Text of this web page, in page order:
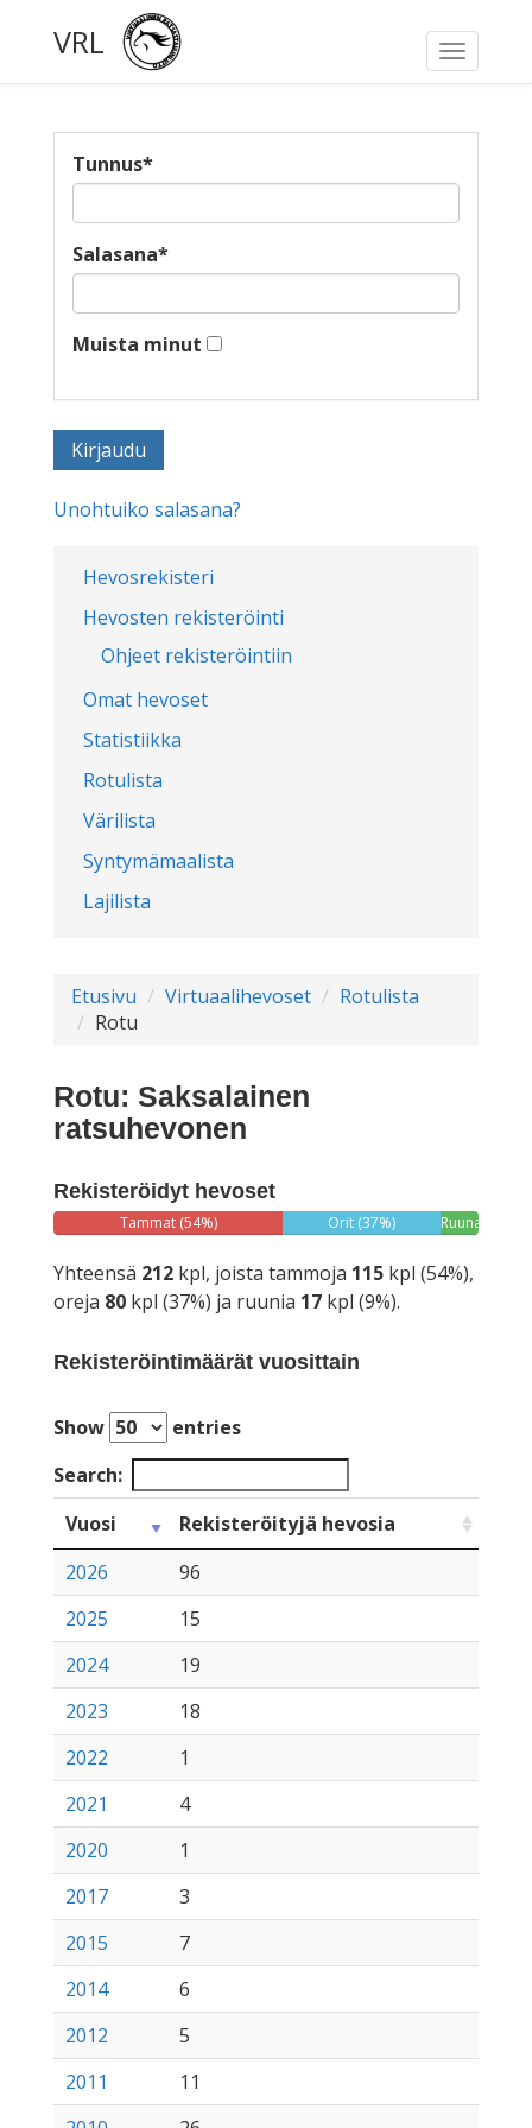
Toggle
VRL
Hevosrekisteri
Hevosten rekisteröinti
Ohjeet rekisteröintiin
Omat hevoset
Statistiikka
Rotulista
Värilista
Syntymämaalista
Lajilista
Tunnus*
Salasana*
Muista minut
Unohtuiko salasana?
Etusivu Virtuaalihevoset
Rotulista
Rotu
Rotu: Saksalainen
ratsuhevonen
Rekisteröidyt hevoset
Tammat (54%) Orit (37%)
Ruunat
Yhteensä 212 kpl, joista tammoja 115 kpl (54%),
oreja 80 kpl (37%) ja ruunia 17 kpl (9%).
Rekisteröintimäärät vuosittain
Show
entries
Search:
Vuosi
Rekisteröityjä hevosia
2026
96
2025
15
2024
19
2023
18
2022
1
2021
4
2020
1
2017
3
2015
7
2014
6
2012
5
2011
11